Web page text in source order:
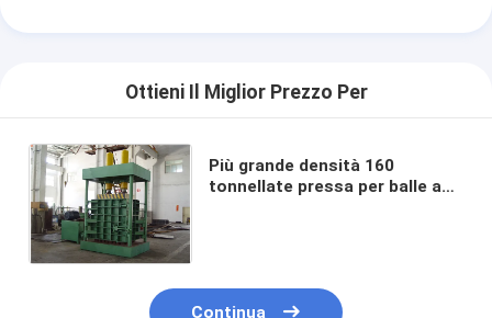
Ottieni Il Miglior Prezzo Per
Più grande densità 160
tonnellate pressa per balle a
Continua